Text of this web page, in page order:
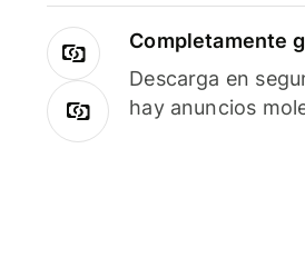
Completamente
Descarga en
hay anuncios